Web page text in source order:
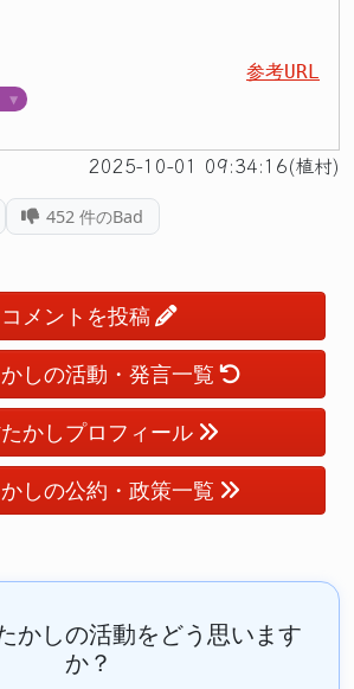
参考URL
▼
2025-10-01 09:34:16(植村)
452 件のBad
コメントを投稿
しの活動・発言一覧
かしプロフィール
しの公約・政策一覧
かしの活動をどう思います
か？